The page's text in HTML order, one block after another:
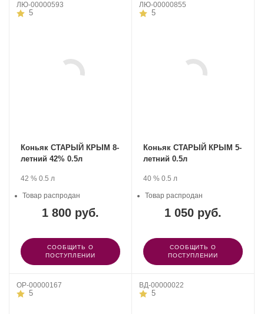
ЛЮ-00000593
5
Коньяк СТАРЫЙ КРЫМ 8-
летний 42% 0.5л
Производитель:
компаний
.Крепость
42 %. Объем
0.5 л
1 800 руб.
Товар распродан
СООБЩИТЬ О
ПОСТУПЛЕНИИ
ЛЮ-00000855
5
Коньяк СТАРЫЙ КРЫМ 5-
летний 0.5л
Производитель:
компаний
.Крепость
40 %. Объем
0.5 л
1 050 руб.
Товар распродан
СООБЩИТЬ О
ПОСТУПЛЕНИИ
OP-00000167
5
ВД-00000022
5